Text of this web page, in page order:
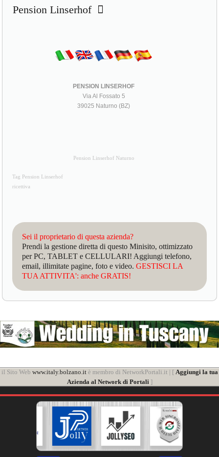
Pension Linserhof
PENSION LINSERHOF
Via Al Fossato 5
39025 Naturno (BZ)
Pension Linserhof Naturno
Tag Pension Linserhof
ricettiva
Sei il proprietario di questa azienda?
Prendi la gestione diretta di questo Minisito, ottimizzato
per PC, TABLET e CELLULARI! Aggiungi telefono,
email, illimitate pagine, foto e video.GESTISCI LA
TUA ATTIVITA': anche GRATIS!
il Sito Web www.italy.bolzano.itè membro di NetworkPortali.it | [ Aggiungi la tua
Azienda al Network di Portali]